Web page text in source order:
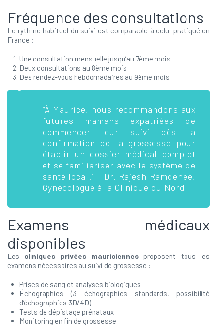
Fréquence des consultations
Le rythme habituel du suivi est comparable à celui pratiqué en
France :
Une consultation mensuelle jusqu’au 7ème mois
Deux consultations au 8ème mois
Des rendez-vous hebdomadaires au 9ème mois
“À Maurice, nous recommandons aux
futures mamans expatriées de
commencer leur suivi dès la
confirmation de la grossesse pour
établir un dossier médical complet
et se familiariser avec le système de
santé local.” – Dr. Rajesh Ramdenee,
Gynécologue à la Clinique du Nord
Examens médicaux
disponibles
Les cliniques privées mauriciennes proposent tous les
examens nécessaires au suivi de grossesse :
Prises de sang et analyses biologiques
Échographies (3 échographies standards, possibilité
d’échographies 3D/4D)
Tests de dépistage prénataux
Monitoring en fin de grossesse